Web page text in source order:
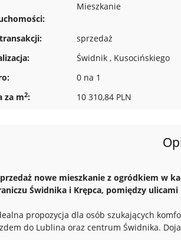
Mieszkanie
sprzedaż
Świdnik , Kusocińskiego
0 na 1
za m2: 10 310,84 PLN
nowe mieszkanie z ogródkiem w
Świdnika i Krępca, pomiędzy
propozycja dla osób szukających
do Lublina oraz centrum Świdnika.